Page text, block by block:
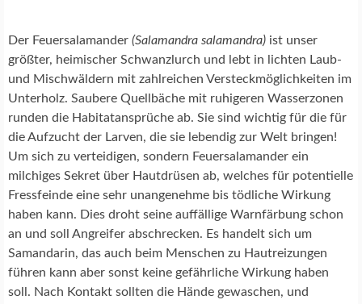
EDer Feuersalamander (Salamandra salamandra) ist unser
größter, heimischer Schwanzlurch und lebt in lichten Laub-
und Mischwäldern mit zahlreichen Versteckmöglichkeiten im
Unterholz. Saubere Quellbäche mit ruhigeren Wasserzonen
runden die Habitatansprüche ab. Sie sind wichtig für die für
die Aufzucht der Larven, die sie lebendig zur Welt bringen!
Um sich zu verteidigen, sondern Feuersalamander ein
milchiges Sekret über Hautdrüsen ab, welches für potentielle
Fressfeinde eine sehr unangenehme bis tödliche Wirkung
haben kann. Dies droht seine auffällige Warnfärbung schon
an und soll Angreifer abschrecken. Es handelt sich um
Samandarin, das auch beim Menschen zu Hautreizungen
führen kann aber sonst keine gefährliche Wirkung haben
soll. Nach Kontakt sollten die Hände gewaschen, und